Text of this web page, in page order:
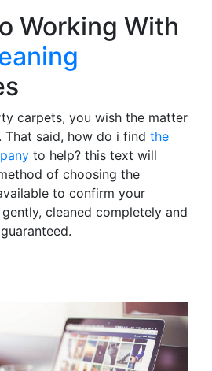
Working With
carpets, you wish the matter
That said, how do i find the
to help? this text will
of choosing the
to confirm your
cleaned completely and